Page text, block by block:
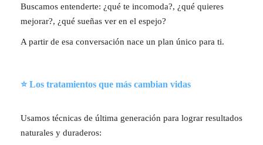
Buscamos entenderte: ¿qué te incomoda?, ¿qué quieres
mejorar?, ¿qué sueñas ver en el espejo?
A partir de esa conversación nace un plan único para ti.
⭐ Los tratamientos que más cambian vidas
Usamos técnicas de última generación para lograr resultados
naturales y duraderos: